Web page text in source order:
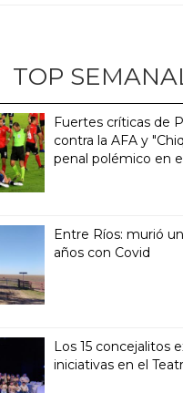
TOP
Fuertes críticas de
contra la AFA y
penal polémico en
Entre Ríos: murió
años con Covid
Los 15 concejalitos
iniciativas en el